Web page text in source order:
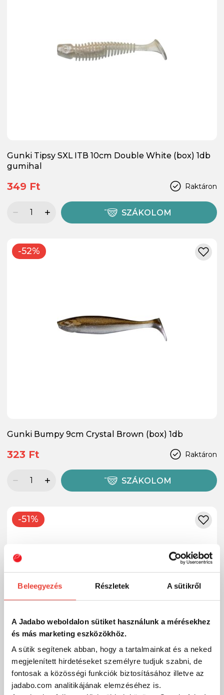
Beleegyezés Részletek A sütikről
A Jadabo weboldalon sütiket használunk a mérésekhez
és más marketing eszközökhöz.
A sütik segítenek abban, hogy a tartalmainkat és a neked
megjelenített hirdetéseket személyre tudjuk szabni, de
fontosak a közösségi funkciók biztosításához illetve az
jadabo.com analitikájának elemzéséhez is.
Gunki Tipsy SXL ITB 10cm Double White (box) 1db
gumihal
Raktáron
349 Ft
SZÁKOLOM
-52%
Gunki Bumpy 9cm Crystal Brown (box) 1db
Raktáron
323 Ft
SZÁKOLOM
-51%